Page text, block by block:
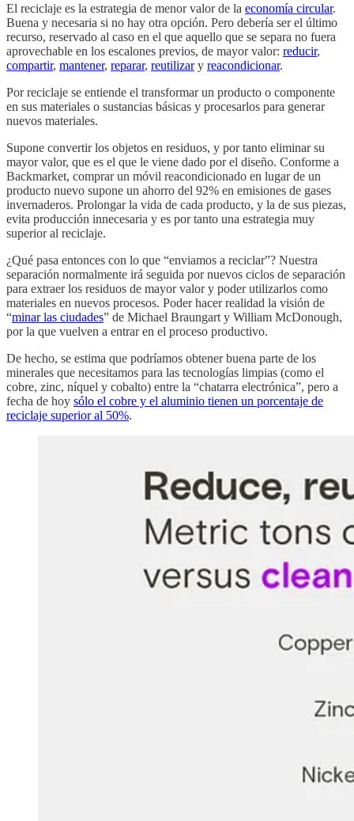
El reciclaje es la estrategia de menor valor de la economía circular.
Buena y necesaria si no hay otra opción. Pero debería ser el último
recurso, reservado al caso en el que aquello que se separa no fuera
aprovechable en los escalones previos, de mayor valor: reducir,
compartir, mantener, reparar, reutilizary reacondicionar.
Por reciclaje se entiende el transformar un producto o componente
en sus materiales o sustancias básicas y procesarlos para generar
nuevos materiales.
Supone convertir los objetos en residuos, y por tanto eliminar su
mayor valor, que es el que le viene dado por el diseño. Conforme a
Backmarket, comprar un móvil reacondicionado en lugar de un
producto nuevo supone un ahorro del 92% en emisiones de gases
invernaderos. Prolongar la vida de cada producto, y la de sus piezas,
evita producción innecesaria y es por tanto una estrategia muy
superior al reciclaje.
¿Qué pasa entonces con lo que “enviamos a reciclar”? Nuestra
separación normalmente irá seguida por nuevos ciclos de separación
para extraer los residuos de mayor valor y poder utilizarlos como
materiales en nuevos procesos. Poder hacer realidad la visión de
“minar las ciudades” de Michael Braungart y William McDonough,
por la que vuelven a entrar en el proceso productivo.
De hecho, se estima que podríamos obtener buena parte de los
minerales que necesitamos para las tecnologías limpias (como el
cobre, zinc, níquel y cobalto) entre la “chatarra electrónica”, pero a
fecha de hoy sólo el cobre y el aluminio tienen un porcentaje de
reciclaje superior al 50%.